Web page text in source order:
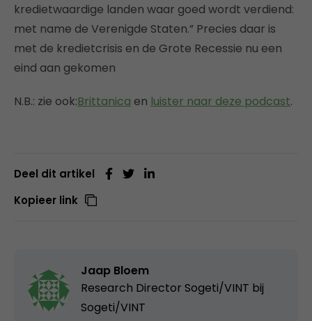
kredietwaardige landen waar goed wordt verdiend:
met name de Verenigde Staten.” Precies daar is
met de kredietcrisis en de Grote Recessie nu een
eind aan gekomen
N.B.: zie ook:Brittanica en luister naar deze podcast.
Deel dit artikel
Kopieer link
Jaap Bloem
Research Director Sogeti/VINT bij
Sogeti/VINT